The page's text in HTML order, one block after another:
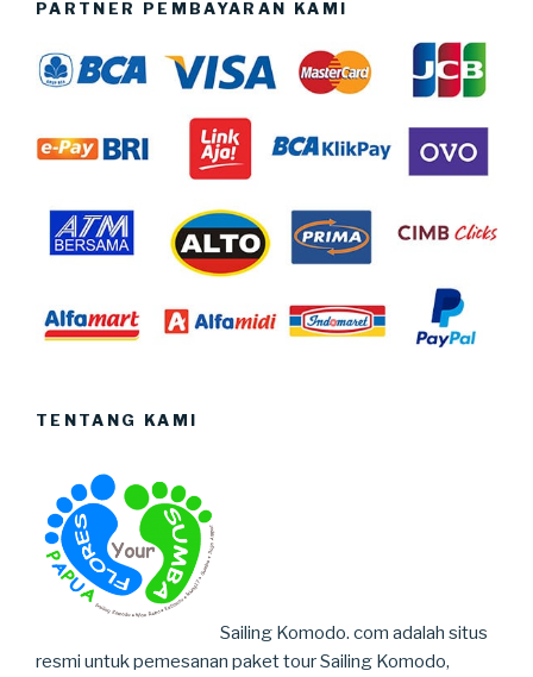
PARTNER PEMBAYARAN KAMI
TENTANG KAMI
Sailing Komodo. com adalah situs
resmi untuk pemesanan paket tour Sailing Komodo,